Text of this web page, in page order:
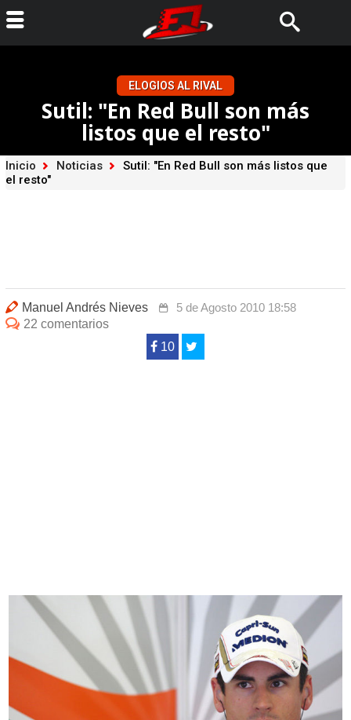
ELOGIOS AL RIVAL
Sutil: "En Red Bull son más
listos que el resto"
Inicio Noticias
Sutil: "En Red Bull son más listos que
el resto"
Manuel Andrés Nieves
5 de Agosto 2010 18:58
22 comentarios
10